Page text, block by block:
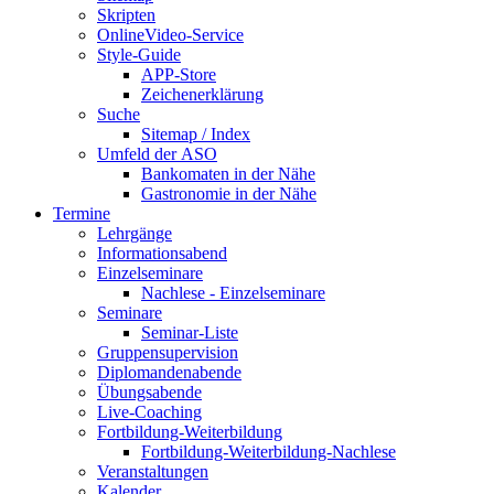
Skripten
OnlineVideo-Service
Style-Guide
APP-Store
Zeichenerklärung
Suche
Sitemap / Index
Umfeld der ASO
Bankomaten in der Nähe
Gastronomie in der Nähe
Termine
Lehrgänge
Informationsabend
Einzelseminare
Nachlese - Einzelseminare
Seminare
Seminar-Liste
Gruppensupervision
Diplomandenabende
Übungsabende
Live-Coaching
Fortbildung-Weiterbildung
Fortbildung-Weiterbildung-Nachlese
Veranstaltungen